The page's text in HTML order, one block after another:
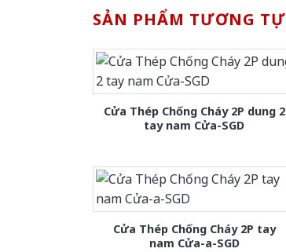
SẢN PHẨM TƯƠNG TỰ
Cửa Thép Chống Cháy 2P dung 2
tay nam Cửa-SGD
Cửa Thép Chống Cháy 2P tay
nam Cửa-a-SGD